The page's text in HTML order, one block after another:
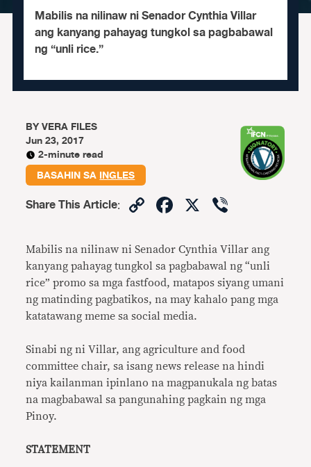
Mabilis na nilinaw ni Senador Cynthia Villar
ang kanyang pahayag tungkol sa pagbabawal
ng “unli rice.”
BYVERA FILES
Jun 23, 2017
2-minute read
BASAHIN SAINGLES
Share This Article: CopyFacebook
X
Mabilis na nilinaw ni Senador Cynthia Villar ang
kanyang pahayag tungkol sa pagbabawal ng “unli
rice” promo sa mga fastfood, matapos siyang umani
ng matinding pagbatikos, na may kahalo pang mga
katatawang meme sa social media.
Sinabi ng ni Villar, ang agriculture and food
committee chair, sa isang news release na hindi
niya kailanman ipinlano na magpanukala ng batas
na magbabawal sa pangunahing pagkain ng mga
Pinoy.
STATEMENT